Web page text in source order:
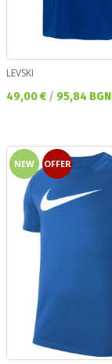
LEVSKI
Текуща цена:
49,00 € / 95,84 BGN
NEW OFFER